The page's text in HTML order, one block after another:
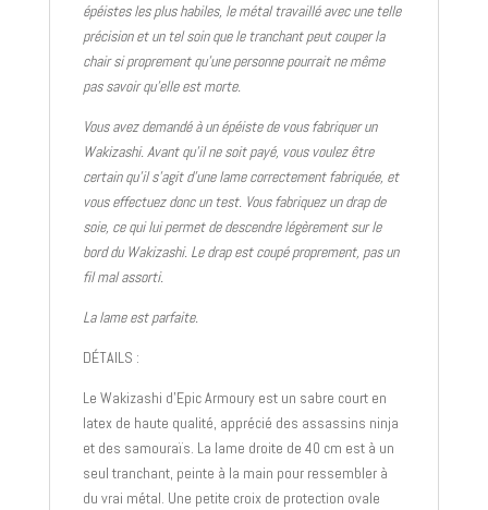
épéistes les plus habiles, le métal travaillé avec une telle
précision et un tel soin que le tranchant peut couper la
chair si proprement qu’une personne pourrait ne même
pas savoir qu’elle est morte.
Vous avez demandé à un épéiste de vous fabriquer un
Wakizashi. Avant qu’il ne soit payé, vous voulez être
certain qu’il s’agit d’une lame correctement fabriquée, et
vous effectuez donc un test. Vous fabriquez un drap de
soie, ce qui lui permet de descendre légèrement sur le
bord du Wakizashi. Le drap est coupé proprement, pas un
fil mal assorti.
La lame est parfaite.
DÉTAILS :
Le Wakizashi d’Epic Armoury est un sabre court en
latex de haute qualité, apprécié des assassins ninja
et des samouraïs. La lame droite de 40 cm est à un
seul tranchant, peinte à la main pour ressembler à
du vrai métal. Une petite croix de protection ovale